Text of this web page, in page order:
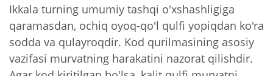
Ikkala turning umumiy tashqi o'xshashligiga
qaramasdan, ochiq oyoq-qo'l qulfi yopiqdan ko'ra
sodda va qulayroqdir. Kod qurilmasining asosiy
vazifasi murvatning harakatini nazorat qilishdir.